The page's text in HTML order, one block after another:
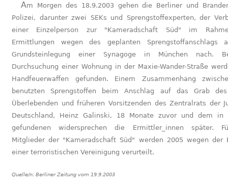
Am Morgen des 18.9.2003 gehen die Berliner und Brandenburger
Polizei, darunter zwei SEKs und Sprengstoffexperten, der
einer Einzelperson zur "Kameradschaft Süd" im
Ermittlungen wegen des geplanten Sprengstoffanschlags
Grundsteinlegung einer Synagoge in München nach.
Durchsuchung einer Wohnung in der Maxie-Wander-Straße
Handfeuerwaffen gefunden. Einem Zusammenhang
benutzten Sprengstoffen beim Anschlag auf das Grab
Überlebenden und früheren Vorsitzenden des Zentralrats der
Deutschland, Heinz Galinski, 18 Monate zuvor und dem in
gefundenen widersprechen die Ermittler_innen später.
Mitglieder der "Kameradschaft Süd" werden 2005 wegen der
einer terroristischen Vereinigung verurteilt.
Quelle/n: Berliner Zeitung vom 19.9.2003